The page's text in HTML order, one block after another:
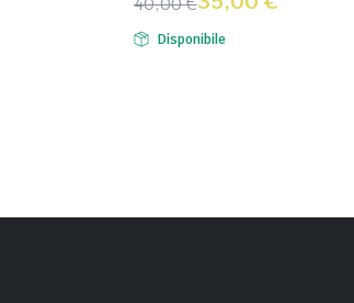
Disponibile